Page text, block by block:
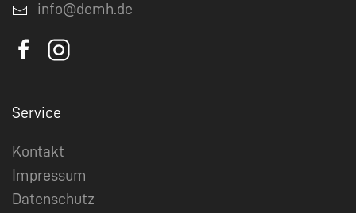
info@demh.de
Service
Kontakt
Impressum
Datenschutz